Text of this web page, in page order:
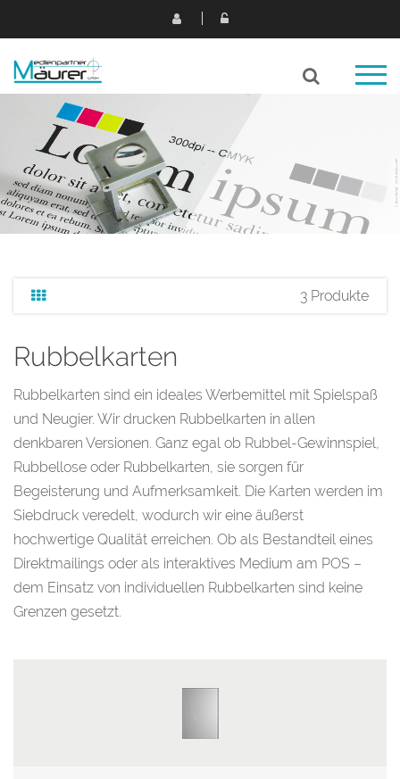
3 Produkte
Rubbelkarten
Rubbelkarten sind ein ideales Werbemittel mit Spielspaß
und Neugier. Wir drucken Rubbelkarten in allen
denkbaren Versionen. Ganz egal ob Rubbel-Gewinnspiel,
Rubbellose oder Rubbelkarten, sie sorgen für
Begeisterung und Aufmerksamkeit. Die Karten werden im
Siebdruck veredelt, wodurch wir eine äußerst
hochwertige Qualität erreichen. Ob als Bestandteil eines
Direktmailings oder als interaktives Medium am POS –
dem Einsatz von individuellen Rubbelkarten sind keine
Grenzen gesetzt.